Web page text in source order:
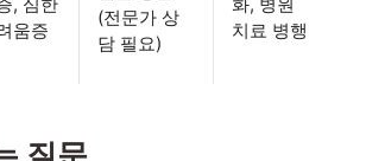
, 심한
움증
(전문가 상
담 필요)
화, 병원
치료 병행